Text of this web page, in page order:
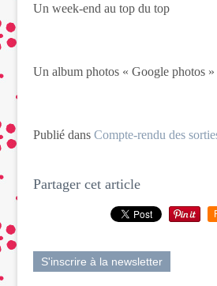
Un week-end au top du top
Un album photos « Google photos
Publié dans Compte-rendu des
Partager cet article
S'inscrire à la newsletter